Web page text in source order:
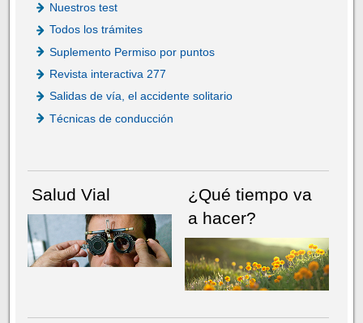
Nuestros test
Todos los trámites
Suplemento Permiso por puntos
Revista interactiva 277
Salidas de vía, el accidente solitario
Técnicas de conducción
Salud Vial
¿Qué tiempo va
a hacer?